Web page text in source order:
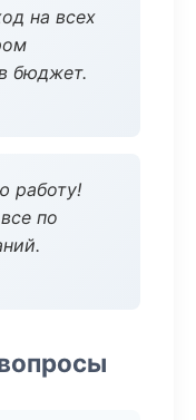
на всех
бюджет.
работу!
по